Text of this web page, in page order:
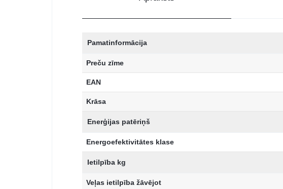
Pamatinformācija
Preču zīme
EAN
Krāsa
Enerģijas patēriņš
Energoefektivitātes klase
Ietilpība kg
Veļas ietilpība žāvējot